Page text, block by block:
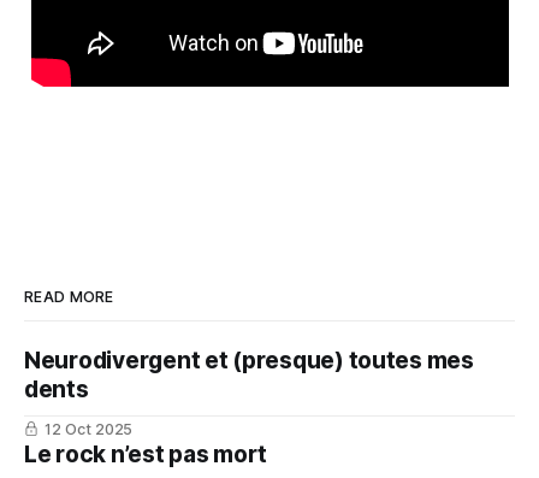
READ MORE
Neurodivergent et (presque) toutes mes
dents
12 Oct 2025
Le rock n’est pas mort